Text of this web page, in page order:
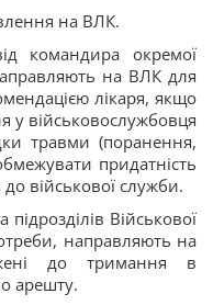
на ВЛК.
командира окремої
на ВЛК для
лікаря, якщо
у військовослужбовця
травми (поранення,
придатність
військової служби.
Військової
направляють на
до тримання в
арешту.